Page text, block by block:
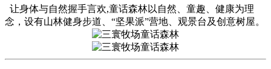
让身体与自然握手言欢,童话森林以自然、童趣、健康为理
念，设有山林健身步道、“坚果派”营地、观景台及创意树屋。